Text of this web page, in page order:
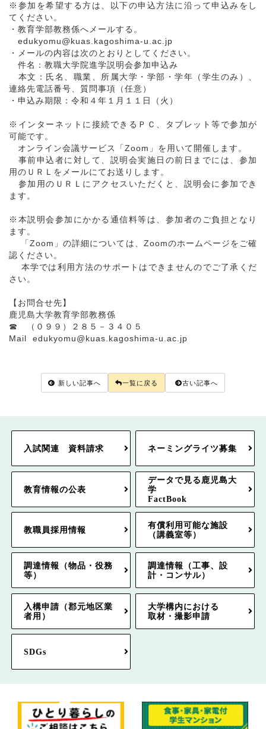
※参加を希望する方は、以下の申込方法に沿って申込みをし
てください。
・教育学部教務係へメールする。
edukyomu@kuas.kagoshima-u.ac.jp
・メールの内容は次のとおりとしてください。
件名：教職大学院進学説明会参加申込み
本文：氏名、職業、所属大学・学部・学年（学生のみ）、
連絡先電話番号、質問事項（任意）
・申込み期限：令和４年１月１１日（火）
※インターネットに接続できるＰＣ、タブレット等で参加が
可能です。
オンライン会議サービス「Zoom」を用いて開催します。
事前申込者に対して、説明会実施日の前日までには、参加
用のＵＲＬをメールにてお送りします。
参加用のＵＲＬにアクセスいただくと、説明会に参加でき
ます。
※本説明会参加にかかる通信料等は、参加者のご負担となり
ます。
「Zoom」の詳細については、Zoomのホームページをご確
認ください。
本学では利用方法のサポートはできませんのでご了承くだ
さい。
【お問合せ先】
鹿児島大学教育学部教務係
☎ （０９９）２８５－３４０５
Mail edukyomu@kuas.kagoshima-u.ac.jp
新しい記事へ 一覧に戻る 古い記事へ
入試関連 資料請求 ネーミングライツ募集
教育情報の公表
データで見る鹿児島大
学
FactBook
教職員採用情報
有償利用可能な施設
（講義室等）
調達情報（物品・役務
等）
調達情報（工事、設
計・コンサル）
入構申請（郡元地区業
者用）
大学構内における
取材・撮影申請
SDGs